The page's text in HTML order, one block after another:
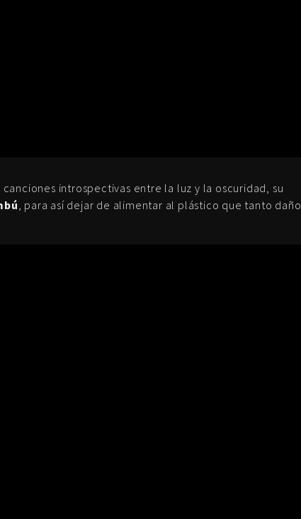
introspectivas entre la luz y la oscuridad, su
, para así dejar de alimentar al plástico que tanto daño